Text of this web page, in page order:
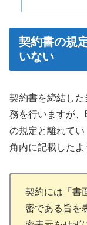
契約書の規
いない
契約書を締結し
務を行いますが
の規定と離れて
角内に記載したよ
契約には「書
密である旨を